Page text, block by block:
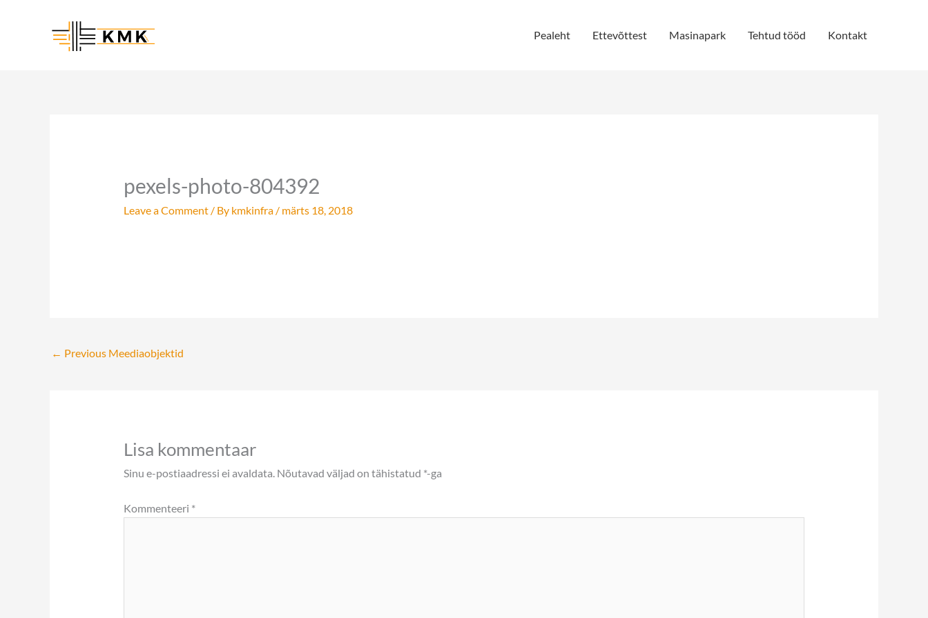
Pealeht Ettevõttest Masinapark Tehtud tööd Kontakt
pexels-photo-804392
Leave a Comment / By kmkinfra / märts 18, 2018
← Previous Meediaobjektid
Lisa kommentaar
Sinu e-postiaadressi ei avaldata. Nõutavad väljad on tähistatud *-ga
Kommenteeri *